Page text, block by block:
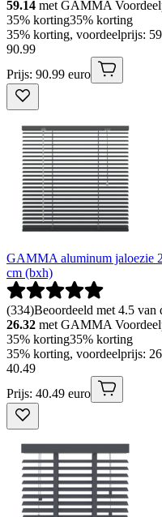
59.14 met GAMMA
35% korting35% korting
35% korting, voordeelprijs:
90.99
Prijs: 90.99 euro
GAMMA aluminum jaloezie
cm (bxh)
(334)Beoordeeld met 4.5 van
26.32 met GAMMA
35% korting35% korting
35% korting, voordeelprijs:
40.49
Prijs: 40.49 euro